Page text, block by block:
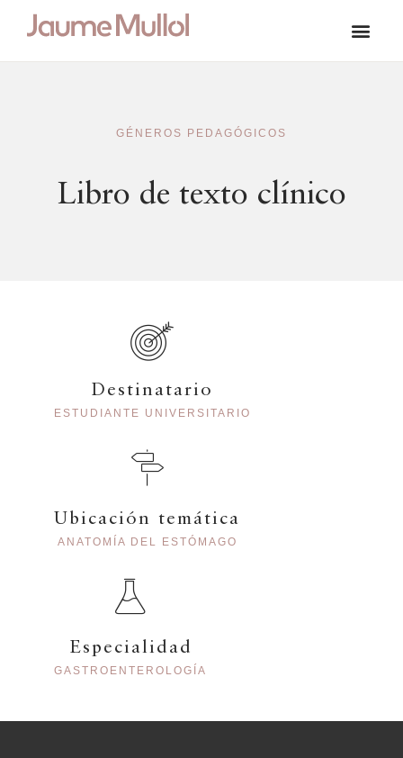
GÉNEROS PEDAGÓGICOS
Libro de texto clínico
Destinatario
ESTUDIANTE UNIVERSITARIO
Ubicación temática
ANATOMÍA DEL ESTÓMAGO
Especialidad
GASTROENTEROLOGÍA